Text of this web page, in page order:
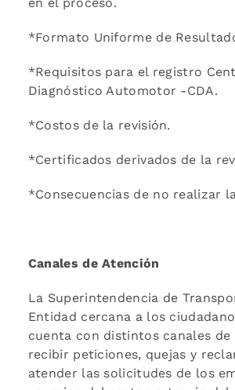
*Formato Uniforme de
*Requisitos para el registro
Diagnóstico Automotor -CDA.
*Costos de la revisión.
*Certificados derivados de la
*Consecuencias de no realizar
Canales de Atención
La Superintendencia de
Entidad cercana a los
cuenta con distintos canales de
recibir peticiones, quejas y
atender las solicitudes de los